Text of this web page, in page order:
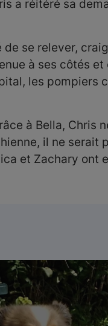
a réitéré sa
se relever,
à ses côtés
les
à Bella, Chris
il ne serait
et Zachary ont